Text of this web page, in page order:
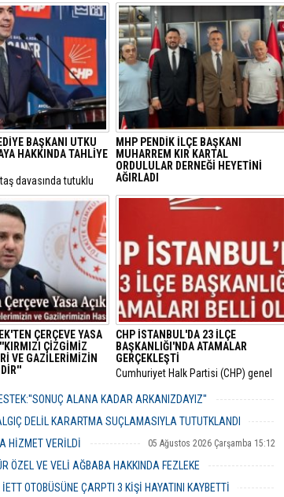
BAŞKANI UTKU
HAKKINDA TAHLİYE
davasında tutuklu
Belediye Başkanı
ile Seyhan
İşleri Müdürü
tahliye kararı çıktı.
MHP PENDİK İLÇE BAŞKANI
MUHARREM KIR KARTAL
ORDULULAR DERNEĞİ HEYETİNİ
AĞIRLADI
​Milliyetçi Hareket Partisi (MHP) Pendik
İlçe Başkanlığı, bölgedeki sivil toplum
ÇERÇEVE YASA
ÇİZGİMİZ
VE GAZİLERİMİZİN
yasa teklifinin
"Terörsüz
milli bir devlet
CHP İSTANBUL'DA 23 İLÇE
BAŞKANLIĞI'NDA ATAMALAR
GERÇEKLEŞTİ
​Cumhuriyet Halk Partisi (CHP) genel
bünyesinde hayata geçirdiği görevden
ardından gözler İstanbul il teşkilatına
ALANA KADAR ARKANIZDAYIZ''
06 Ağustos 2026 Perşembe 12:51
DELİL KARARTMA SUÇLAMASIYLA TUTUTKLANDI
06 Ağustos 2026 Perşembe 11:26
HİZMET VERİLDİ 05 Ağustos 2026 Çarşamba 15:12
ÖZEL VE VELİ AĞBABA HAKKINDA FEZLEKE
05 Ağustos 2026 Çarşamba 10:19
OTOBÜSÜNE ÇARPTI 3 KİŞİ HAYATINI KAYBETTİ